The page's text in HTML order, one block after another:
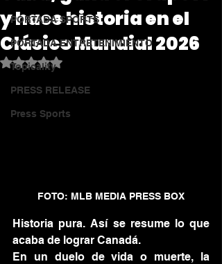
PORTADA SPORTS
PORTADA ENTRETENIMIENTO
Topicality
PRESS RELEASE
Press Sports
y hace historia en el
Clásico Mundial 2026
Obtuvo NaN de 5 estrellas.
FOTO: MLB MEDIA PRESS BOX
Historia pura. Así se resume lo que
acaba de lograr Canadá.
En un duelo de vida o muerte, la